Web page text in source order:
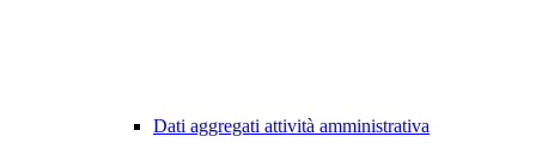
Dati aggregati attività amministrativa